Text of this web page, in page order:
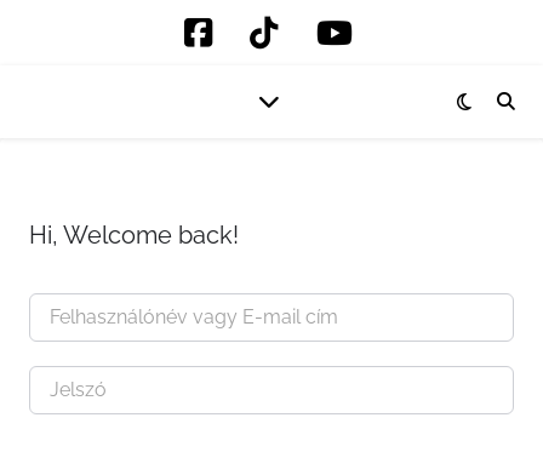
Hi, Welcome back!